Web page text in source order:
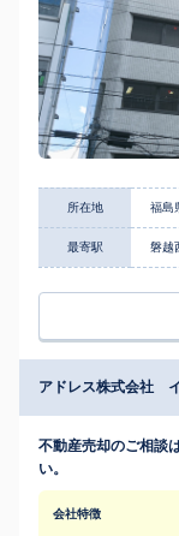
所在地 福島
最寄駅 磐越
アドレス株式会社
不動産売却のご相談
い。
会社特徴